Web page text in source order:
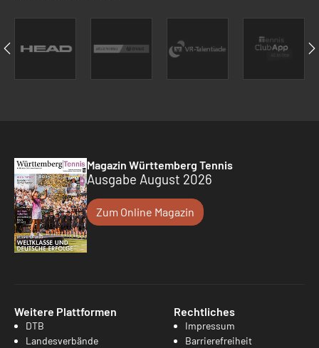
Magazin Württemberg Tennis
Ausgabe August 2026
Zum Online Magazin
Weitere Plattformen
DTB
Landesverbände
Rechtliches
Impressum
Barrierefreiheit